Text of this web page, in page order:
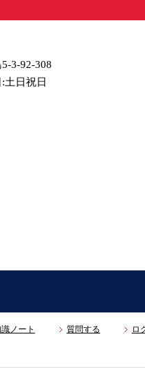
3-92-308
日祝日
ノート 質問する ロ